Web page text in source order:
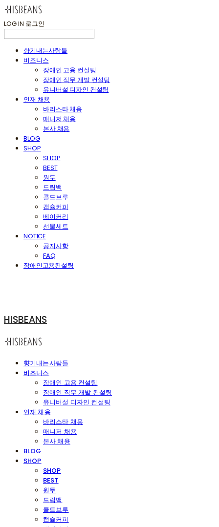
LOG IN 로그인
향기내는사람들
비즈니스
장애인 고용 컨설팅
장애인 직무 개발 컨설팅
유니버설 디자인 컨설팅
인재 채용
바리스타 채용
매니저 채용
본사 채용
BLOG
SHOP
SHOP
BEST
원두
드립백
콜드브루
캡슐커피
베이커리
선물세트
NOTICE
공지사항
FAQ
장애인고용컨설팅
HISBEANS
향기내는사람들
비즈니스
장애인 고용 컨설팅
장애인 직무 개발 컨설팅
유니버설 디자인 컨설팅
인재 채용
바리스타 채용
매니저 채용
본사 채용
BLOG
SHOP
SHOP
BEST
원두
드립백
콜드브루
캡슐커피